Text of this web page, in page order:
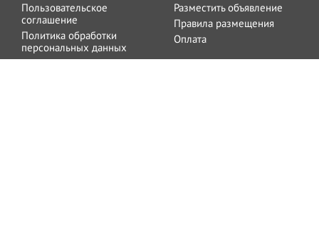
Пользовательское
соглашение
Политика обработки
персональных данных
Блог
Разместить объявление
Правила размещения
Оплата